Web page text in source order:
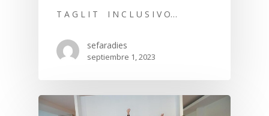
T A G L I T I N C L U S I V O…
sefaradies
septiembre 1, 2023